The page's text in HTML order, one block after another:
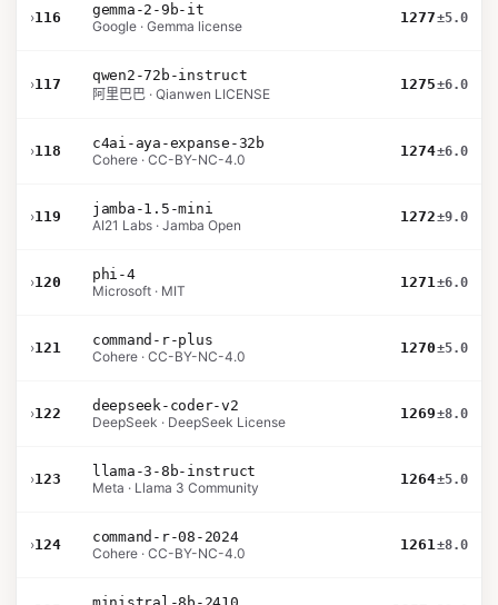
›116
gemma-2-9b-it
Google · Gemma license
1277±5.0
›117
qwen2-72b-instruct
阿里巴巴 · Qianwen LICENSE
1275±6.0
›118
c4ai-aya-expanse-32b
Cohere · CC-BY-NC-4.0
1274±6.0
›119
jamba-1.5-mini
AI21 Labs · Jamba Open
1272±9.0
›120
phi-4
Microsoft · MIT
1271±6.0
›121
command-r-plus
Cohere · CC-BY-NC-4.0
1270±5.0
›122
deepseek-coder-v2
DeepSeek · DeepSeek License
1269±8.0
›123
llama-3-8b-instruct
Meta · Llama 3 Community
1264±5.0
›124
command-r-08-2024
Cohere · CC-BY-NC-4.0
1261±8.0